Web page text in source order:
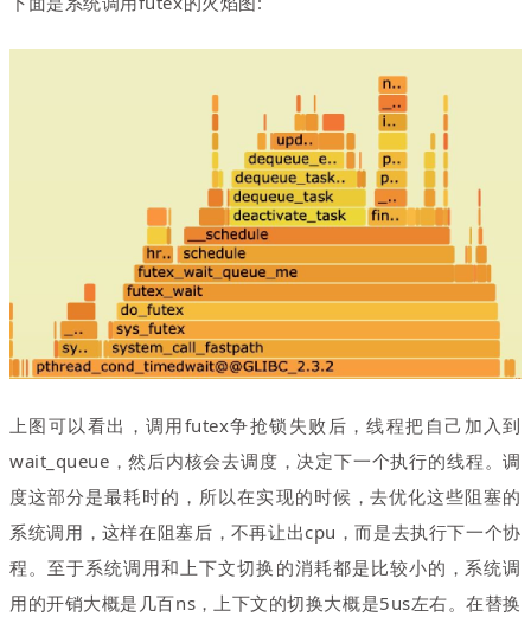
上图可以看出 ， 调用futex争抢锁失败后 ，线程把自己加入到
wait_queue ，然后内核会去调度 ，决定下一个执行的线程。调
度这部分是最耗时的，所以在实现的时候 ，去优化这些阻塞的
系统调用 ， 这样在阻塞后 ， 不再让出cpu ，而是去执行下一个协
程。至于系统调用和上下文切换的消耗都是比较小的 ， 系统调
用的开销大概是几百ns ，上下文的切换大概是5us左右。在替换